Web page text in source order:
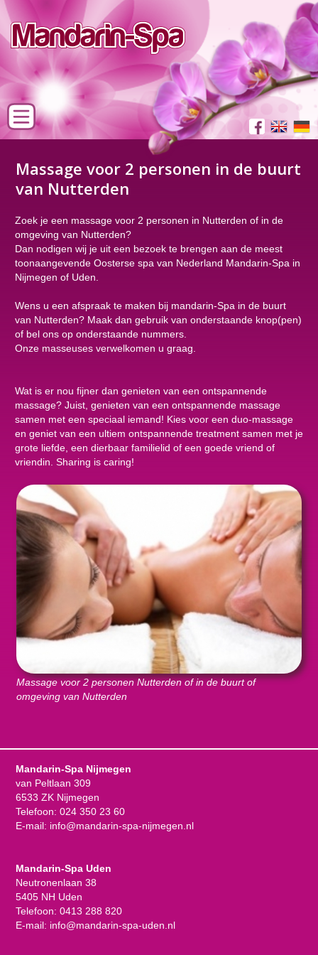
Massage voor 2 personen in de buurt
van Nutterden
Zoek je een massage voor 2 personen in Nutterden of in de
omgeving van Nutterden?
Dan nodigen wij je uit een bezoek te brengen aan de meest
toonaangevende Oosterse spa van Nederland Mandarin-Spa in
Nijmegen of Uden.
Wens u een afspraak te maken bij mandarin-Spa in de buurt
van Nutterden? Maak dan gebruik van onderstaande knop(pen)
of bel ons op onderstaande nummers.
Onze masseuses verwelkomen u graag.
Wat is er nou fijner dan genieten van een ontspannende
massage? Juist, genieten van een ontspannende massage
samen met een speciaal iemand! Kies voor een duo-massage
en geniet van een ultiem ontspannende treatment samen met je
grote liefde, een dierbaar familielid of een goede vriend of
vriendin. Sharing is caring!
Massage voor 2 personen Nutterden of in de buurt of
omgeving van Nutterden
Mandarin-Spa Nijmegen
van Peltlaan 309
6533 ZK Nijmegen
Telefoon: 024 350 23 60
E-mail: info@mandarin-spa-nijmegen.nl
Mandarin-Spa Uden
Neutronenlaan 38
5405 NH Uden
Telefoon: 0413 288 820
E-mail: info@mandarin-spa-uden.nl